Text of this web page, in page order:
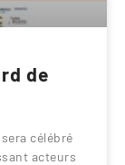
de
célébré
acteurs